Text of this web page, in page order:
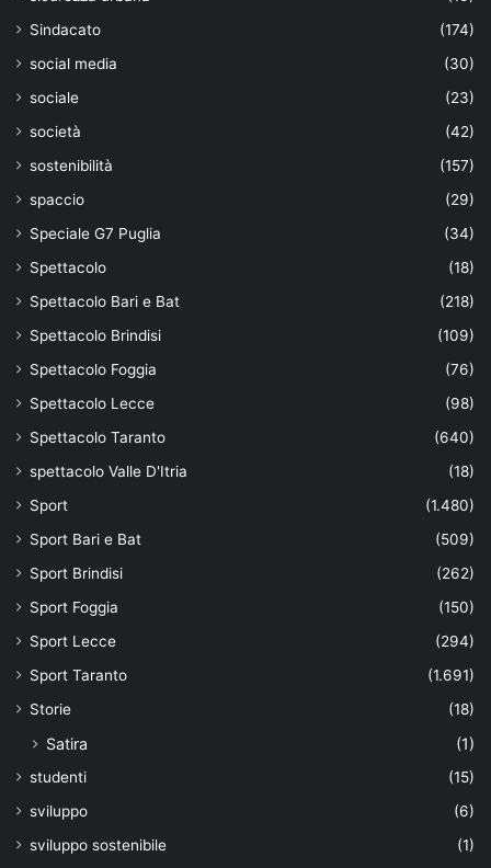
Sindacato
(174)
social media
(30)
sociale
(23)
società
(42)
sostenibilità
(157)
spaccio
(29)
Speciale G7 Puglia
(34)
Spettacolo
(18)
Spettacolo Bari e Bat
(218)
Spettacolo Brindisi
(109)
Spettacolo Foggia
(76)
Spettacolo Lecce
(98)
Spettacolo Taranto
(640)
spettacolo Valle D'Itria
(18)
Sport
(1.480)
Sport Bari e Bat
(509)
Sport Brindisi
(262)
Sport Foggia
(150)
Sport Lecce
(294)
Sport Taranto
(1.691)
Storie
(18)
Satira (1)
studenti
(15)
sviluppo
(6)
sviluppo sostenibile
(1)